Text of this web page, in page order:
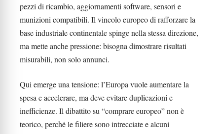
pezzi di ricambio, aggiornamenti software, sensori e
munizioni compatibili. Il vincolo europeo di rafforzare la
base industriale continentale spinge nella stessa direzione,
ma mette anche pressione: bisogna dimostrare risultati
misurabili, non solo annunci.
Qui emerge una tensione: l’Europa vuole aumentare la
spesa e accelerare, ma deve evitare duplicazioni e
inefficienze. Il dibattito su “comprare europeo” non è
teorico, perché le filiere sono intrecciate e alcuni